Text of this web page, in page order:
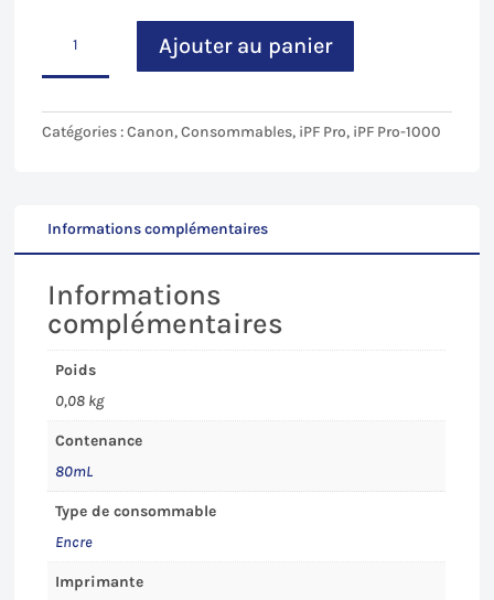
Rouge
pour
1000
-
80mL
Ajouter au panier
Catégories : Canon,Consommables, iPF Pro, iPF Pro-1000
Informations complémentaires
Informations
complémentaires
Poids
0,08 kg
Contenance
80mL
Type de consommable
Encre
Imprimante